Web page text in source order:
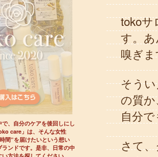
、自分のケアを後回しにし
care」は、そんな女性
間”を届けたいという想い
ンドです。是非、日常の中
tokoサ
す。
嗅ぎ
そう
の質
自分
さて